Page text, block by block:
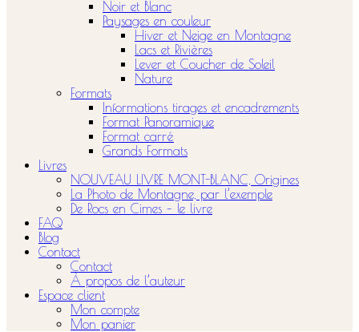
Noir et Blanc
Paysages en couleur
Hiver et Neige en Montagne
Lacs et Rivières
Lever et Coucher de Soleil
Nature
Formats
Informations tirages et encadrements
Format Panoramique
Format carré
Grands Formats
Livres
NOUVEAU LIVRE MONT-BLANC, Origines
La Photo de Montagne, par l’exemple
De Rocs en Cimes – le livre
FAQ
Blog
Contact
Contact
À propos de l’auteur
Espace client
Mon compte
Mon panier